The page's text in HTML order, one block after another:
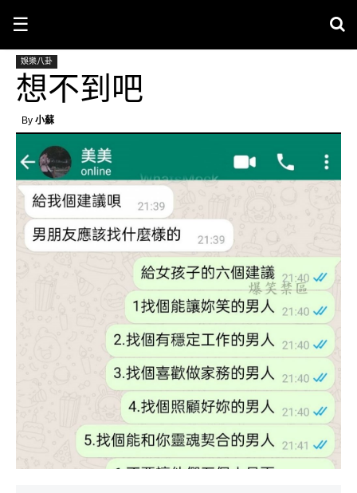
☰
娛樂八卦
想不到吧
By 小蘇